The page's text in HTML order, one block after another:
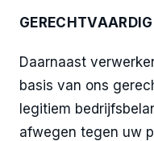
Daarnaast
basis van ons
legitiem
afwegen tegen uw